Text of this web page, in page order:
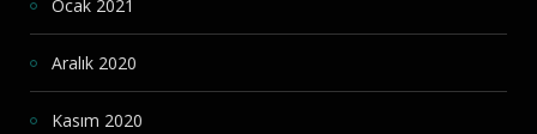
Ocak 2021
Aralık 2020
Kasım 2020